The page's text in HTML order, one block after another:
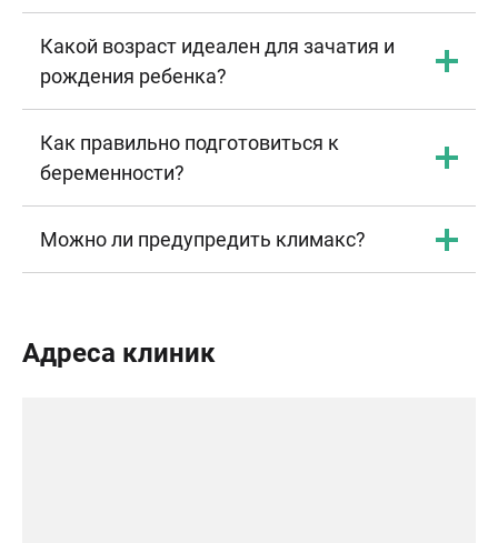
Какой возраст идеален для зачатия и
рождения ребенка?
Как правильно подготовиться к
беременности?
Можно ли предупредить климакс?
Адреса клиник